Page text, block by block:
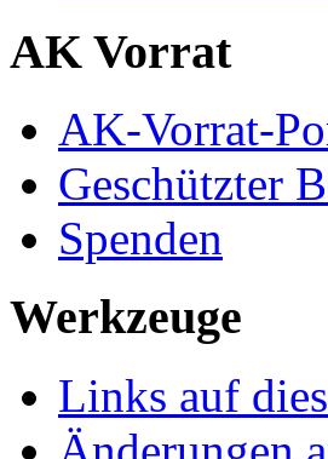
AK Vorrat
AK-Vorrat-
Geschützter
Spenden
Werkzeuge
Links auf